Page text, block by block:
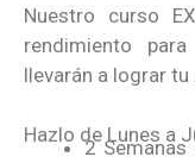
Nuestro curso
rendimiento
llevarán a lograr tu
Hazlo de Lunes a
2 Semanas